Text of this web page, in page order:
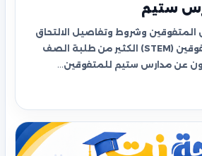
ستيم
وشروط وتفاصيل الالتحاق
بمدارس ستيم للمتفوقين (STEM) الكثير من طلبة الصف
عن مدارس ستيم للمتفوقين…